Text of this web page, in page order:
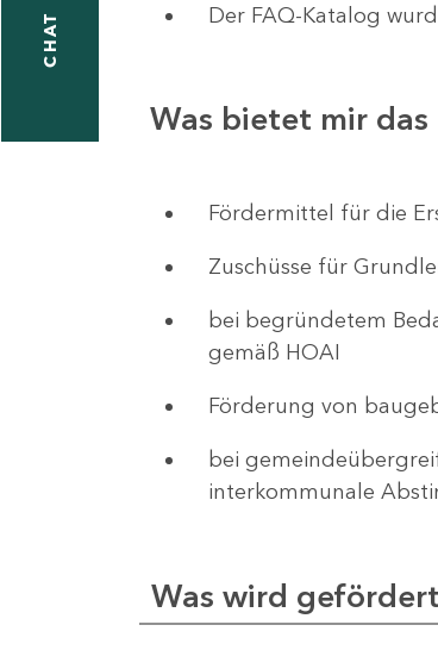
CHAT Der FAQ-Katalog
Was bietet mir
Fördermittel für die
Zuschüsse für
bei begründetem
gemäß HOAI
Förderung von
bei
interkommunale
Was wird